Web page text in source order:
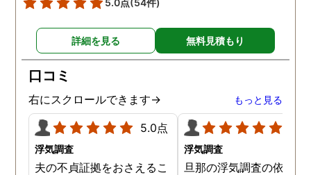
です。
5.0点(54件)
詳細を見る 無料見積もり
口コミ
右にスクロールできます→ もっと見る
5.0点
浮気調査
夫の不貞証拠をおさえるこ
浮気調査
旦那の浮気調査の依頼の